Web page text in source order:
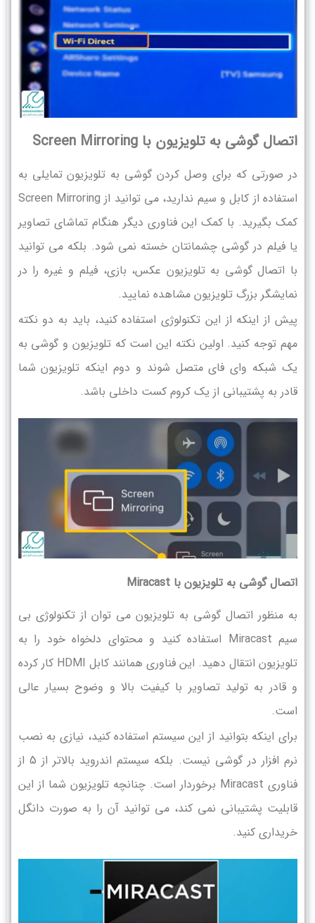
اتصال گوشی به تلویزیون با Screen Mirroring
در صورتی که برای وصل کردن گوشی به تلویزیون تمایلی به
استفاده از کابل و سیم ندارید، می توانید از Screen Mirroring
کمک بگیرید. با کمک این فناوری دیگر هنگام تماشای تصاویر
یا فیلم در گوشی چشمانتان خسته نمی شود. بلکه می توانید
با اتصال گوشی به تلویزیون عکس، بازی، فیلم و غیره را در
نمایشگر بزرگ تلویزیون مشاهده نمایید.
پیش از اینکه از این تکنولوژی استفاده کنید، باید به دو نکته
مهم توجه کنید. اولین نکته این است که تلویزیون و گوشی به
یک شبکه وای فای متصل شوند و دوم اینکه تلویزیون شما
قادر به پشتیبانی از یک کروم کست داخلی باشد.
اتصال گوشی به تلویزیون با Miracast
به منظور اتصال گوشی به تلویزیون می توان از تکنولوژی بی
سیم Miracast استفاده کنید و محتوای دلخواه خود را به
تلویزیون انتقال دهید. این فناوری همانند کابل HDMI کار کرده
و قادر به تولید تصاویر با کیفیت بالا و وضوح بسیار عالی
است.
برای اینکه بتوانید از این سیستم استفاده کنید، نیازی به نصب
نرم افزار در گوشی نیست. بلکه سیستم اندروید بالاتر از 5 از
فناوری Miracast برخوردار است. چنانچه تلویزیون شما از این
قابلیت پشتیبانی نمی کند، می توانید آن را به صورت دانگل
خریداری کنید.